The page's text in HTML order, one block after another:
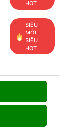
HOT
SIÊU
MỚI,
SIÊU
HOT